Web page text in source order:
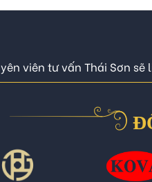
viên tư vấn Thái Sơn